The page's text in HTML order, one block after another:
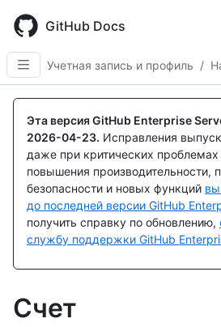
main
content
GitHub Docs
Учетная запись и профиль /
Эта версия GitHub Enterprise
2026-04-23. Исправления
даже при критических проблемах
повышения производительности,
безопасности и новых функций
до последней версии GitHub
получить справку по обновлению,
службу поддержки GitHub
Счет